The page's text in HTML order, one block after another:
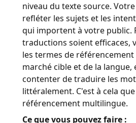
niveau du texte source.
refléter les sujets et les
qui importent à votre public.
traductions soient efficaces,
les termes de
marché cible et de la langue,
contenter de traduire les
littéralement. C'est à cela
référencement multilingue.
Ce que vous pouvez faire :